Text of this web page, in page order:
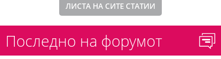
ЛИСТА НА СИТЕ СТАТИИ
Последно на форумот